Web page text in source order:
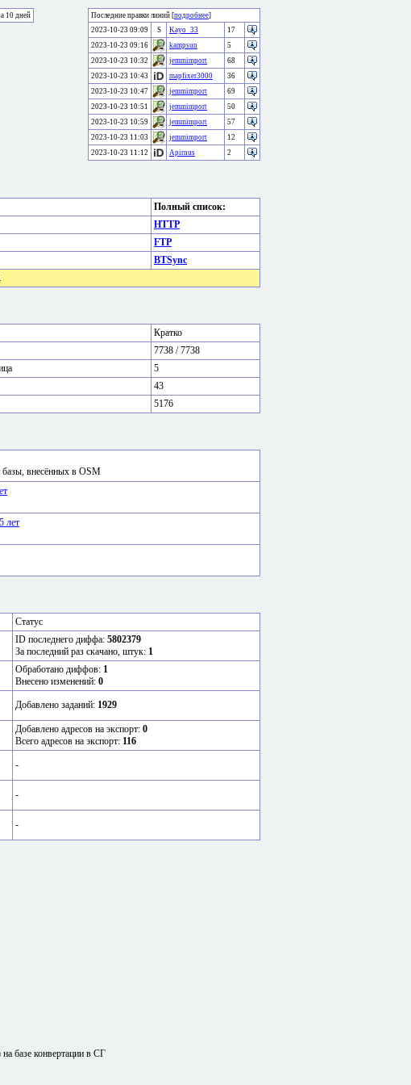
10 дней Последние правки линий [подробнее]
2023-10-23 09:09
S Kayo_33
17
2023-10-23 09:16
kampsun
5
2023-10-23 10:32
jemmimport
68
2023-10-23 10:43
mapfixer3000
36
2023-10-23 10:47
jemmimport
69
2023-10-23 10:51
jemmimport
50
2023-10-23 10:59
jemmimport
57
2023-10-23 11:03
jemmimport
12
2023-10-23 11:12
Apirnus 2
Полный список:
HTTP
FTP
BTSync
Кратко
7738 / 7738
5
43
5176
базы, внесённых в OSM
лет
Статус
ID последнего диффа: 5802379
За последний раз скачано, штук: 1
Обработано диффов: 1
Внесено изменений: 0
Добавлено заданий: 1929
Добавлено адресов на экспорт: 0
Всего адресов на экспорт: 116
-
-
-
базе конвертации в СГ